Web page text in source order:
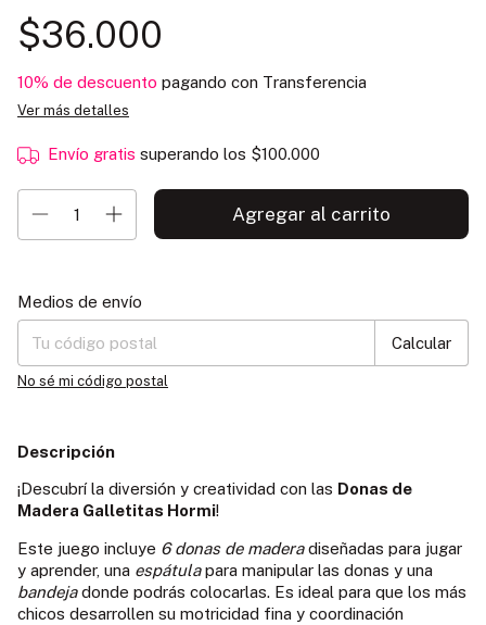
$36.000
10% de descuento pagando con Transferencia
Ver más detalles
Envío gratis superando los $100.000
Entregas para el CP:
Medios de envío
Calcular
No sé mi código postal
Descripción
¡Descubrí la diversión y creatividad con las Donas de
Madera Galletitas Hormi!
Este juego incluye 6 donas de maderadiseñadas para jugar
y aprender, una espátulapara manipular las donas y una
bandejadonde podrás colocarlas. Es ideal para que los más
chicos desarrollen su motricidad fina y coordinación